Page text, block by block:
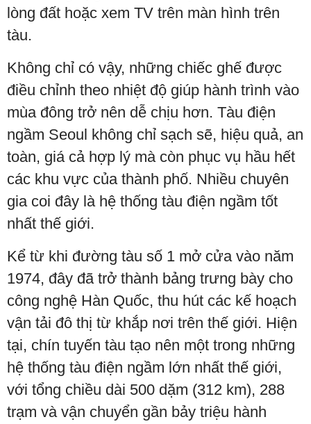
lòng đất hoặc xem TV trên màn hình trên
tàu.
Không chỉ có vậy, những chiếc ghế được
điều chỉnh theo nhiệt độ giúp hành trình vào
mùa đông trở nên dễ chịu hơn. Tàu điện
ngầm Seoul không chỉ sạch sẽ, hiệu quả, an
toàn, giá cả hợp lý mà còn phục vụ hầu hết
các khu vực của thành phố. Nhiều chuyên
gia coi đây là hệ thống tàu điện ngầm tốt
nhất thế giới.
Kể từ khi đường tàu số 1 mở cửa vào năm
1974, đây đã trở thành bảng trưng bày cho
công nghệ Hàn Quốc, thu hút các kế hoạch
vận tải đô thị từ khắp nơi trên thế giới. Hiện
tại, chín tuyến tàu tạo nên một trong những
hệ thống tàu điện ngầm lớn nhất thế giới,
với tổng chiều dài 500 dặm (312 km), 288
trạm và vận chuyển gần bảy triệu hành